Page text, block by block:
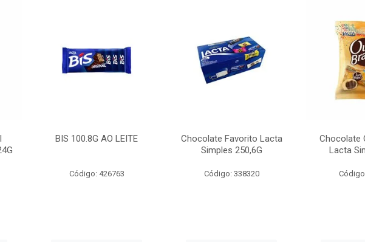
BIS 100.8G AO LEITE
Código: 426763
Chocolate Favorito Lacta
Simples 250,6G
Código: 338320
Chocolate
Lacta